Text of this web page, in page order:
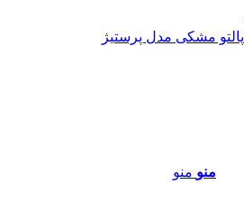
منو منو
پالتو مشکی مدل پرستیژ